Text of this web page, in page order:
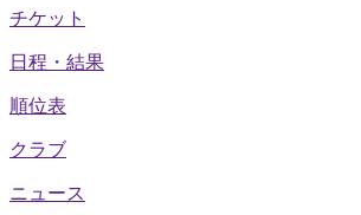
チケット
日程・結果
順位表
クラブ
ニュース